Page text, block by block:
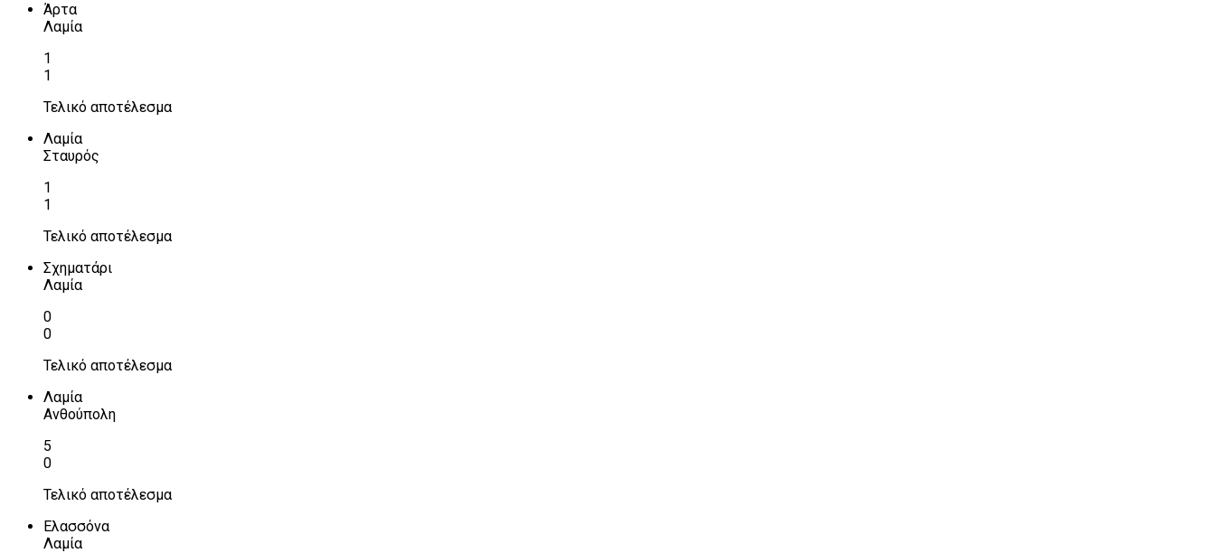
Άρτα
Λαμία
1
1
Τελικό αποτέλεσμα
Λαμία
Σταυρός
1
1
Τελικό αποτέλεσμα
Σχηματάρι
Λαμία
0
0
Τελικό αποτέλεσμα
Λαμία
Ανθούπολη
5
0
Τελικό αποτέλεσμα
Ελασσόνα
Λαμία